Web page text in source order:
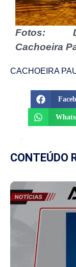
Fotos:
Cachoeira
CACHOEIRA
CONTEÚDO